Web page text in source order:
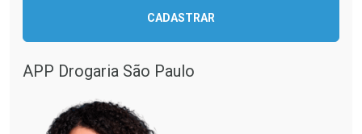
CADASTRAR
APP Drogaria São Paulo